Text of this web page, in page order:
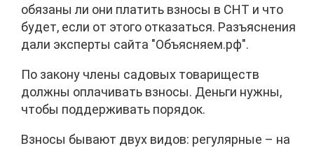
обязаны ли они платить взносы в СНТ и что
будет, если от этого отказаться. Разъяснения
дали эксперты сайта "Объясняем.рф".
По закону члены садовых товариществ
должны оплачивать взносы. Деньги нужны,
чтобы поддерживать порядок.
Взносы бывают двух видов: регулярные – на